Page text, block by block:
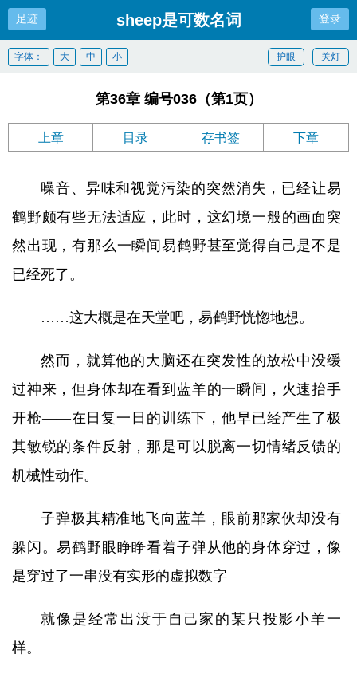
足迹 sheep是可数名词 登录
关灯
护眼
字体： 大 中 小
第36章 编号036（第1页）
上章 目录 存书签 下章
噪音、异味和视觉污染的突然消失，已经让易
鹤野颇有些无法适应，此时，这幻境一般的画面突
然出现，有那么一瞬间易鹤野甚至觉得自己是不是
已经死了。
……这大概是在天堂吧，易鹤野恍惚地想。
然而，就算他的大脑还在突发性的放松中没缓
过神来，但身体却在看到蓝羊的一瞬间，火速抬手
开枪——在日复一日的训练下，他早已经产生了极
其敏锐的条件反射，那是可以脱离一切情绪反馈的
机械性动作。
子弹极其精准地飞向蓝羊，眼前那家伙却没有
躲闪。易鹤野眼睁睁看着子弹从他的身体穿过，像
是穿过了一串没有实形的虚拟数字——
就像是经常出没于自己家的某只投影小羊一
样。